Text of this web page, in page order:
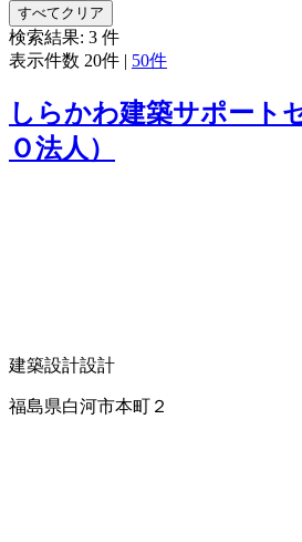
すべてクリア
検索結果: 3 件
表示件数 20件 | 50件
しらかわ建築サポート
Ｏ法人）
建築設計設計
福島県白河市本町２